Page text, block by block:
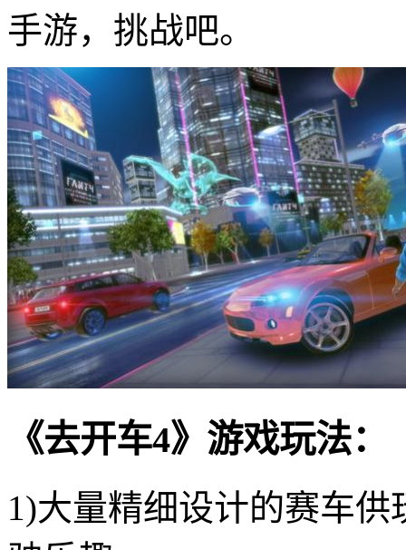
手游，挑战吧。
《去开车4》游戏玩法：
1)大量精细设计的赛车